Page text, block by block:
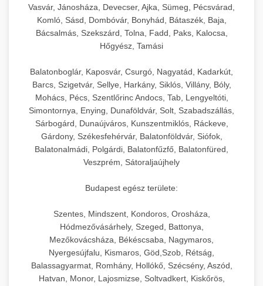
Vasvár, Jánosháza, Devecser, Ajka, Sümeg, Pécsvárad,
Komló, Sásd, Dombóvár, Bonyhád, Bátaszék, Baja,
Bácsalmás, Szekszárd, Tolna, Fadd, Paks, Kalocsa,
Hőgyész, Tamási
Balatonboglár, Kaposvár, Csurgó, Nagyatád, Kadarkút,
Barcs, Szigetvár, Sellye, Harkány, Siklós, Villány, Bóly,
Mohács, Pécs, Szentlőrinc Andocs, Tab, Lengyeltóti,
Simontornya, Enying, Dunaföldvár, Solt, Szabadszállás,
Sárbogárd, Dunaújváros, Kunszentmiklós, Ráckeve,
Gárdony, Székesfehérvár, Balatonföldvár, Siófok,
Balatonalmádi, Polgárdi, Balatonfűzfő, Balatonfüred,
Veszprém, Sátoraljaújhely
Budapest egész területe:
Szentes, Mindszent, Kondoros, Orosháza,
Hódmezővásárhely, Szeged, Battonya,
Mezőkovácsháza, Békéscsaba, Nagymaros,
Nyergesújfalu, Kismaros, Göd,Szob, Rétság,
Balassagyarmat, Romhány, Hollókő, Szécsény, Aszód,
Hatvan, Monor, Lajosmizse, Soltvadkert, Kiskőrös,